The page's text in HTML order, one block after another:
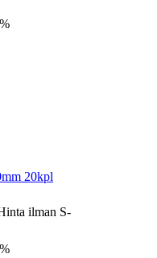
20kpl
ilman S-